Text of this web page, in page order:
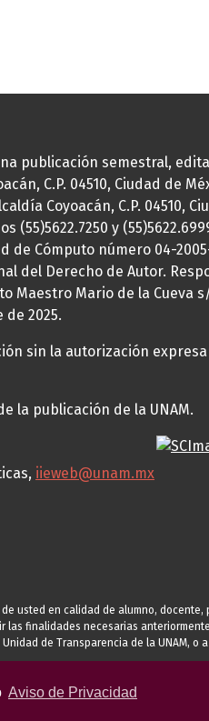
Aviso de Privacidad
publicación semestral,
C.P. 04510, Ciudad de
Coyoacán, C.P. 04510,
(55)5622.7250 y
Cómputo número 04-2005-
del Derecho de Autor.
Maestro Mario de la Cueva
de 2025.
sin la autorización
la publicación de la UNAM.
iieweb@unam.mx
usted en calidad de alumno,
finalidades necesarias
de Transparencia de la UNAM, o